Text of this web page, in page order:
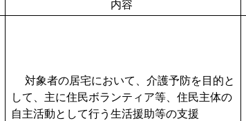
内容
対象者の居宅において、介護予防を目的と
して、主に住民ボランティア等、住民主体の
自主活動として行う生活援助等の支援